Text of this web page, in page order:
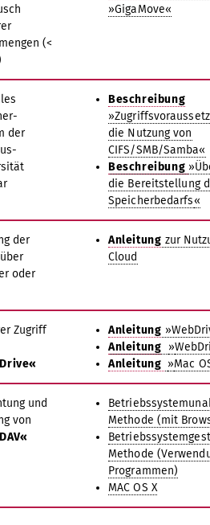
(<
»GigaMove«
der
Beschreibung
die Nutzung von
CIFS/SMB/Samba«
Beschreibung
die Bereitstellung
Speicherbedarfs«
der
oder
Anleitung zur
Cloud
Zugriff
Anleitung
Anleitung »
Anleitung »Mac
und
von
Methode (mit
Methode
Programmen)
MAC OS X